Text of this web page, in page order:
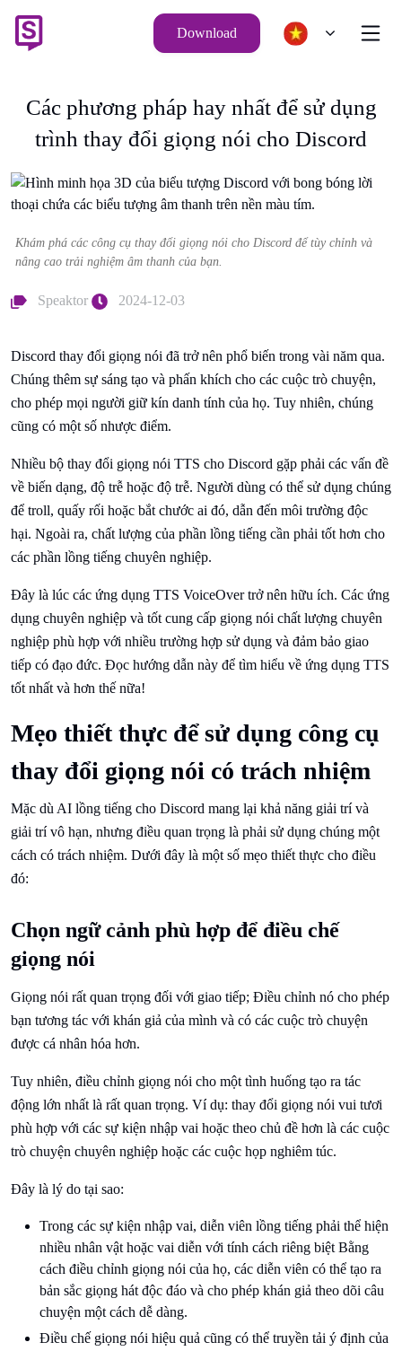
Download
Các phương pháp hay nhất để sử dụng
trình thay đổi giọng nói cho Discord
Khám phá các công cụ thay đổi giọng nói cho Discord để tùy chỉnh và
nâng cao trải nghiệm âm thanh của bạn.
Speaktor 2024-12-03
Discord thay đổi giọng nói đã trở nên phổ biến trong vài năm qua.
Chúng thêm sự sáng tạo và phấn khích cho các cuộc trò chuyện,
cho phép mọi người giữ kín danh tính của họ. Tuy nhiên, chúng
cũng có một số nhược điểm.
Nhiều bộ thay đổi giọng nói TTS cho Discord gặp phải các vấn đề
về biến dạng, độ trễ hoặc độ trễ. Người dùng có thể sử dụng chúng
để troll, quấy rối hoặc bắt chước ai đó, dẫn đến môi trường độc
hại. Ngoài ra, chất lượng của phần lồng tiếng cần phải tốt hơn cho
các phần lồng tiếng chuyên nghiệp.
Đây là lúc các ứng dụng TTS VoiceOver trở nên hữu ích. Các ứng
dụng chuyên nghiệp và tốt cung cấp giọng nói chất lượng chuyên
nghiệp phù hợp với nhiều trường hợp sử dụng và đảm bảo giao
tiếp có đạo đức. Đọc hướng dẫn này để tìm hiểu về ứng dụng TTS
tốt nhất và hơn thế nữa!
Mẹo thiết thực để sử dụng công cụ
thay đổi giọng nói có trách nhiệm
Mặc dù AI lồng tiếng cho Discord mang lại khả năng giải trí và
giải trí vô hạn, nhưng điều quan trọng là phải sử dụng chúng một
cách có trách nhiệm. Dưới đây là một số mẹo thiết thực cho điều
đó:
Chọn ngữ cảnh phù hợp để điều chế
giọng nói
Giọng nói rất quan trọng đối với giao tiếp; Điều chỉnh nó cho phép
bạn tương tác với khán giả của mình và có các cuộc trò chuyện
được cá nhân hóa hơn.
Tuy nhiên, điều chỉnh giọng nói cho một tình huống tạo ra tác
động lớn nhất là rất quan trọng. Ví dụ: thay đổi giọng nói vui tươi
phù hợp với các sự kiện nhập vai hoặc theo chủ đề hơn là các cuộc
trò chuyện chuyên nghiệp hoặc các cuộc họp nghiêm túc.
Đây là lý do tại sao:
Trong các sự kiện nhập vai, diễn viên lồng tiếng phải thể hiện
nhiều nhân vật hoặc vai diễn với tính cách riêng biệt Bằng
cách điều chỉnh giọng nói của họ, các diễn viên có thể tạo ra
bản sắc giọng hát độc đáo và cho phép khán giả theo dõi câu
chuyện một cách dễ dàng.
Điều chế giọng nói hiệu quả cũng có thể truyền tải ý định của